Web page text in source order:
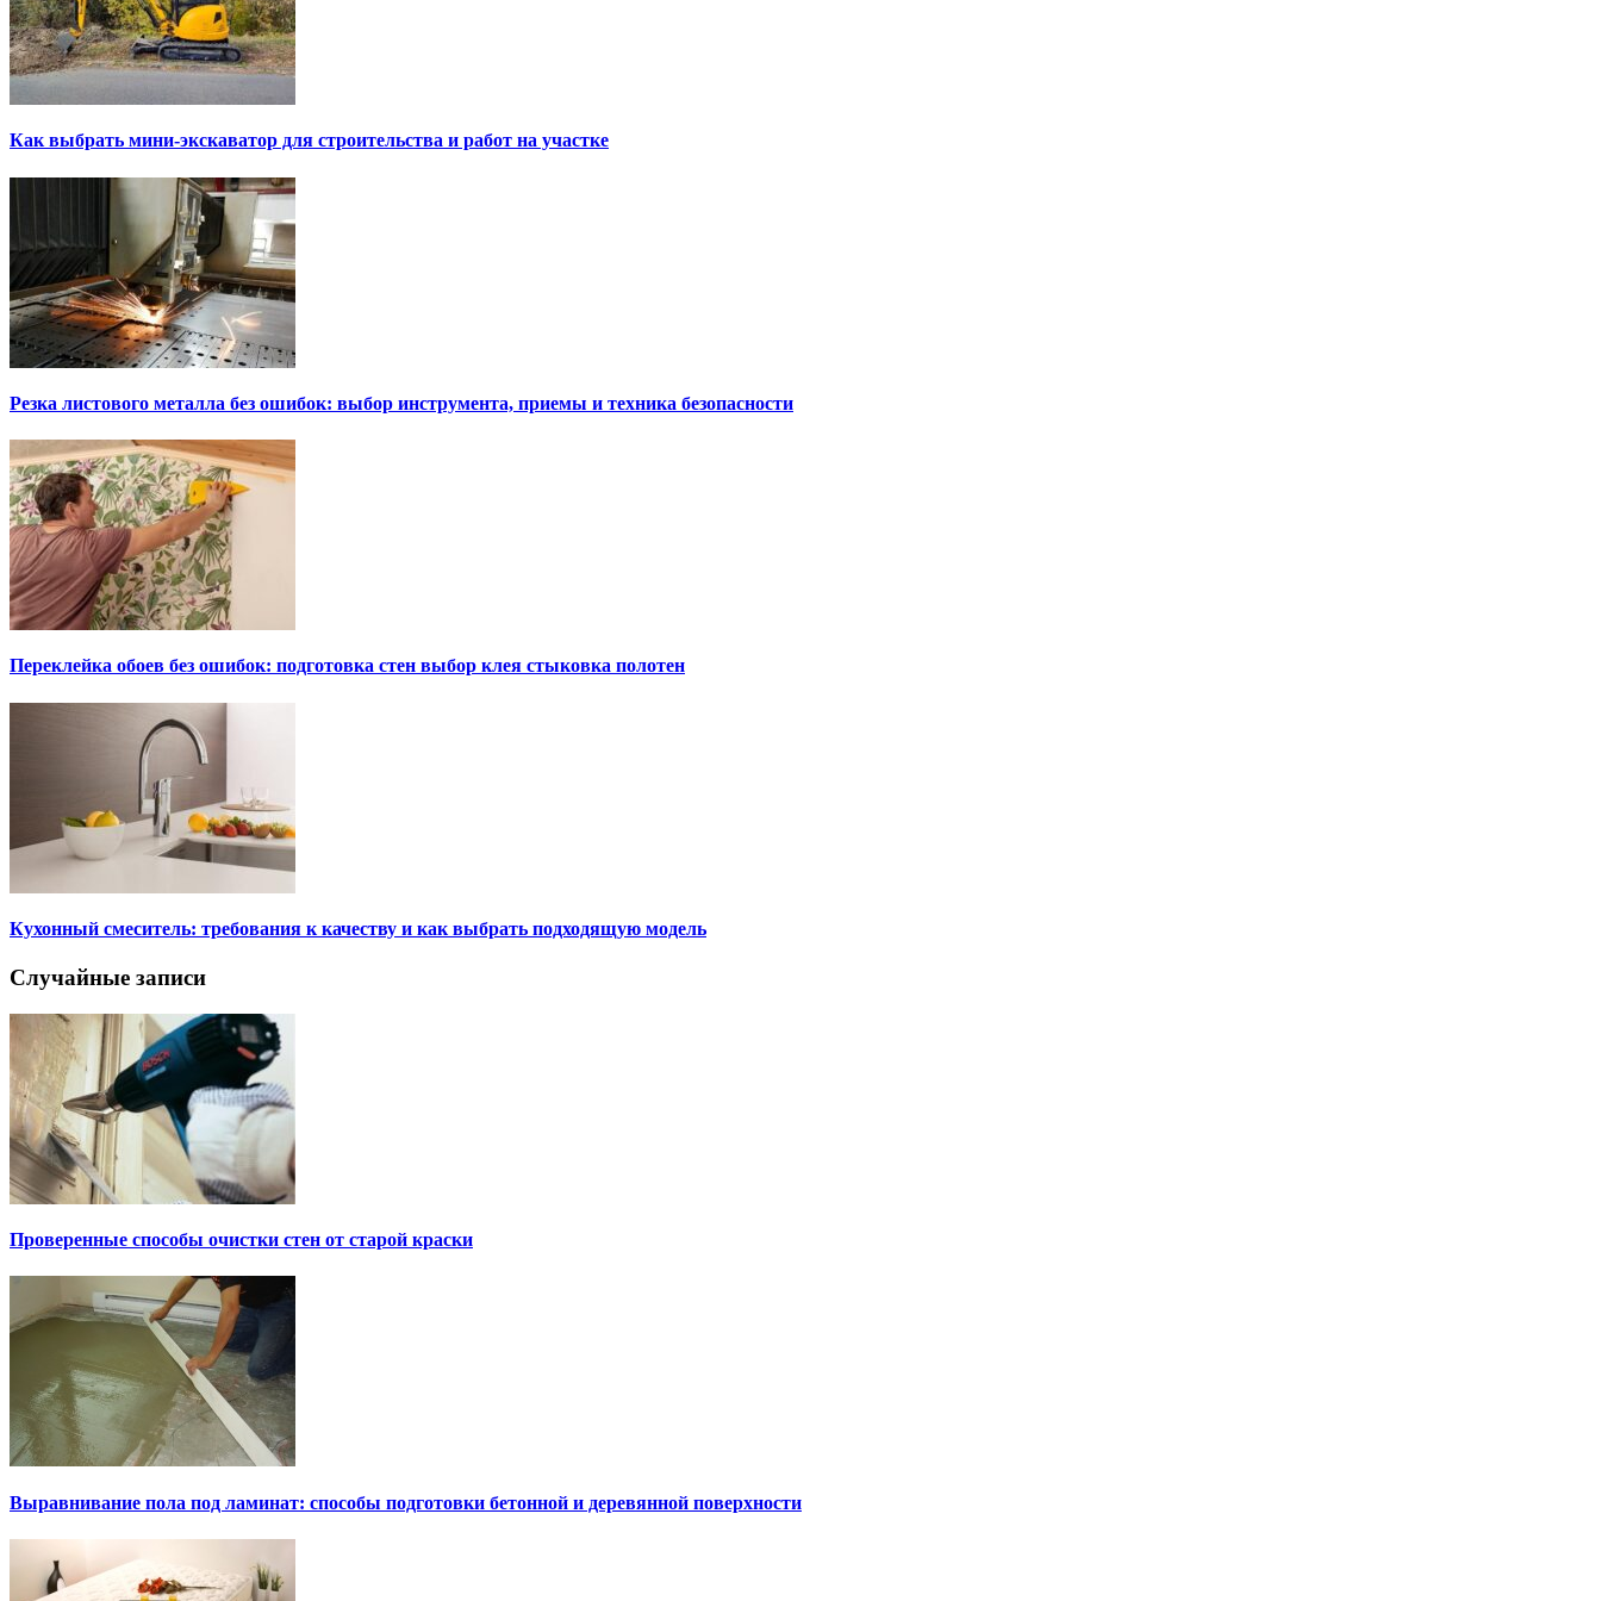
Как выбрать мини-экскаватор для строительства и работ на участке
Резка листового металла без ошибок: выбор инструмента, приемы и техника безопасности
Переклейка обоев без ошибок: подготовка стен выбор клея стыковка полотен
Кухонный смеситель: требования к качеству и как выбрать подходящую модель
Случайные записи
Проверенные способы очистки стен от старой краски
Выравнивание пола под ламинат: способы подготовки бетонной и деревянной поверхности